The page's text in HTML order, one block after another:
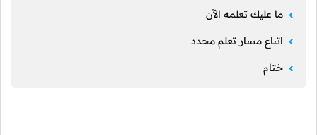
ما عليك تعلمه الآن
اتباع مسار تعلم محدد
ختام